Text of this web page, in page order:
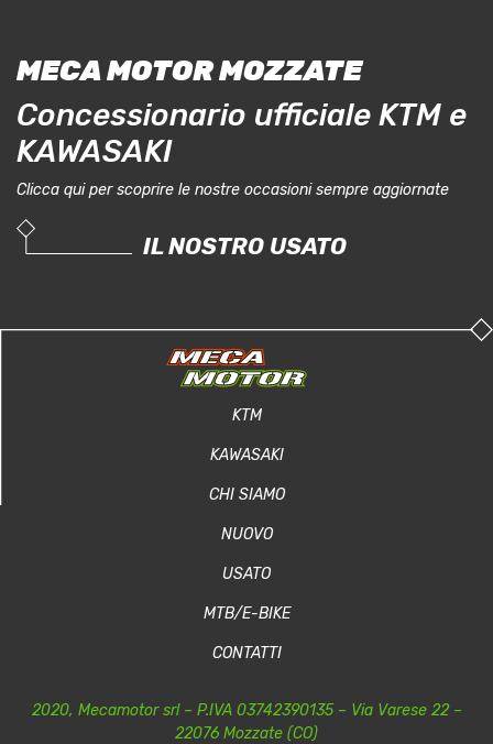
MECA MOTOR MOZZATE
Concessionario ufficiale KTM e
KAWASAKI
Clicca qui per scoprire le nostre occasioni sempre aggiornate
IL NOSTRO USATO
KTM
KAWASAKI
CHI SIAMO
NUOVO
USATO
MTB/E-BIKE
CONTATTI
2020, Mecamotor srl – P.IVA 03742390135 – Via Varese 22 –
22076 Mozzate (CO)